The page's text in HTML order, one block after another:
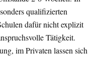
qualifizierten
dafür nicht explizit
Tätigkeit.
im Privaten lassen sich